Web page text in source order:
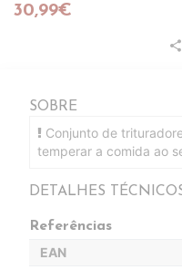
30,99€
share
SOBRE
Conjunto de
temperar a comida ao
DETALHES
Referências
EAN